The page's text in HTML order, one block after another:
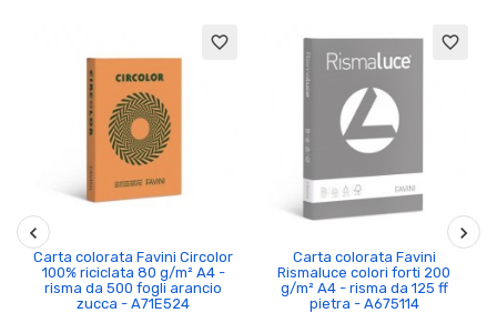
favorite_border
Carta colorata Favini Circolor
100% riciclata 80 g/m² A4 -
risma da 500 fogli arancio
zucca - A71E524
favorite_border
Carta colorata Favini
Rismaluce colori forti 200
g/m² A4 - risma da 125 ff
pietra - A675114